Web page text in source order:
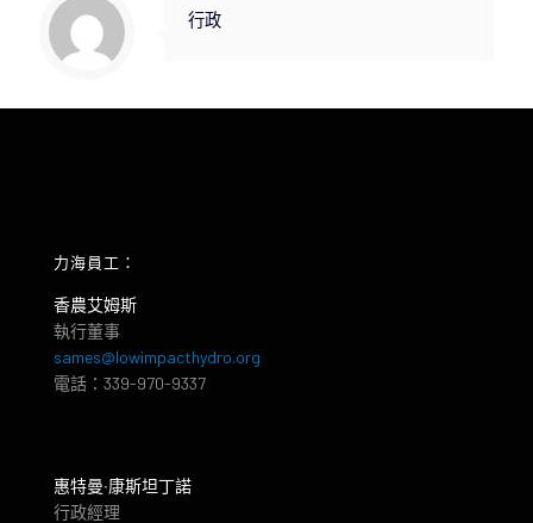
行政
力海員工：
香農艾姆斯
執行董事
sames@lowimpacthydro.org
電話：339-970-9337
惠特曼‧康斯坦丁諾
行政經理